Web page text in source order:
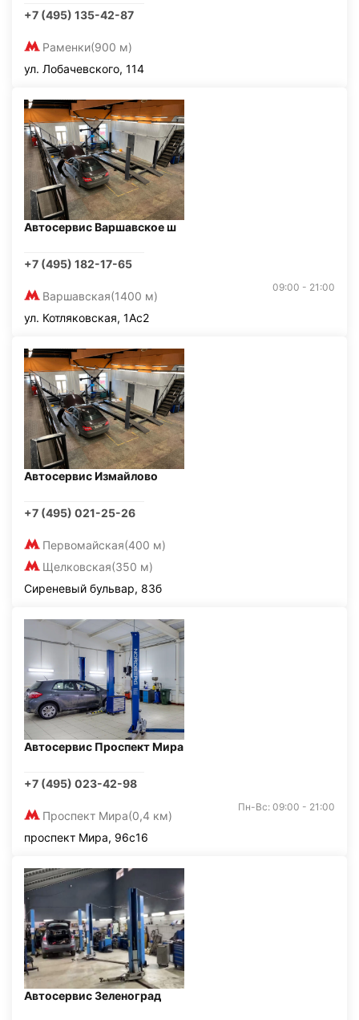
+7 (495) 135-42-87
Раменки(900 м)
ул. Лобачевского, 114
Автосервис Варшавское ш
+7 (495) 182-17-65
Варшавская(1400 м)
09:00 - 21:00
ул. Котляковская, 1Ас2
Автосервис Измайлово
+7 (495) 021-25-26
Первомайская(400 м)
Щелковская(350 м)
Сиреневый бульвар, 83б
Автосервис Проспект Мира
+7 (495) 023-42-98
Проспект Мира(0,4 км)
Пн-Вс: 09:00 - 21:00
проспект Мира, 96с16
Автосервис Зеленоград